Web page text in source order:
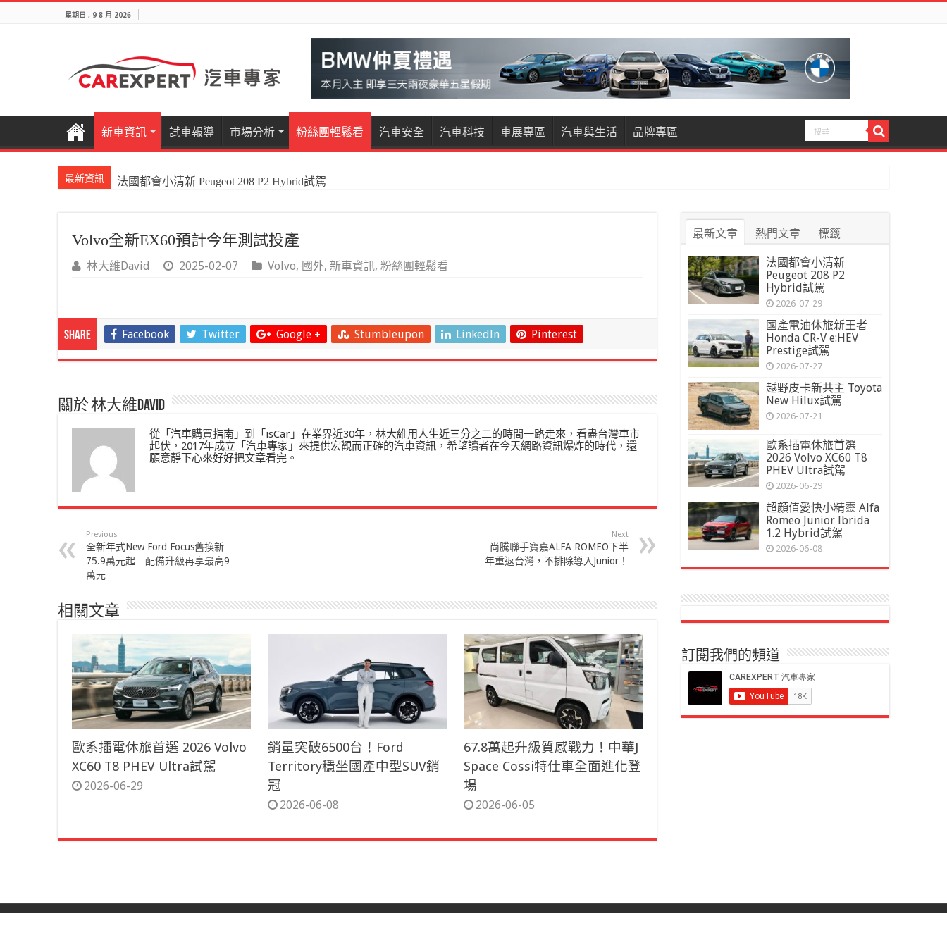
星期日 , 9 8 月 2026
新車資訊 試車報導 市場分析 粉絲團輕鬆看 汽車安全 汽車科技 車展專區 汽車與生活 品牌專區
最新資訊 法國都會小清新 Peugeot 208 P2 Hybrid試駕
Volvo全新EX60預計今年測試投產
林大維David 2025-02-07 Volvo, 國外, 新車資訊, 粉絲團輕鬆看
Share Facebook Twitter Google + Stumbleupon LinkedIn Pinterest
關於 林大維David
從「汽車購買指南」到「isCar」在業界近30年，林大維用人生近三分之二的時間一路走來，看盡台灣車市
起伏，2017年成立「汽車專家」來提供宏觀而正確的汽車資訊，希望讀者在今天網路資訊爆炸的時代，還
願意靜下心來好好把文章看完。
Previous
全新年式New Ford Focus舊換新
75.9萬元起 配備升級再享最高9
萬元
Next
尚騰聯手寶嘉ALFA ROMEO下半
年重返台灣，不排除導入Junior！
相關文章
歐系插電休旅首選 2026 Volvo
XC60 T8 PHEV Ultra試駕
2026-06-29
銷量突破6500台！Ford
Territory穩坐國產中型SUV銷
冠
2026-06-08
67.8萬起升級質感戰力！中華J
Space Cossi特仕車全面進化登
場
2026-06-05
最新文章 熱門文章 標籤
法國都會小清新
Peugeot 208 P2
Hybrid試駕
2026-07-29
國產電油休旅新王者
Honda CR-V e:HEV
Prestige試駕
2026-07-27
越野皮卡新共主 Toyota
New Hilux試駕
2026-07-21
歐系插電休旅首選
2026 Volvo XC60 T8
PHEV Ultra試駕
2026-06-29
超顏值愛快小精靈 Alfa
Romeo Junior Ibrida
1.2 Hybrid試駕
2026-06-08
訂閱我們的頻道